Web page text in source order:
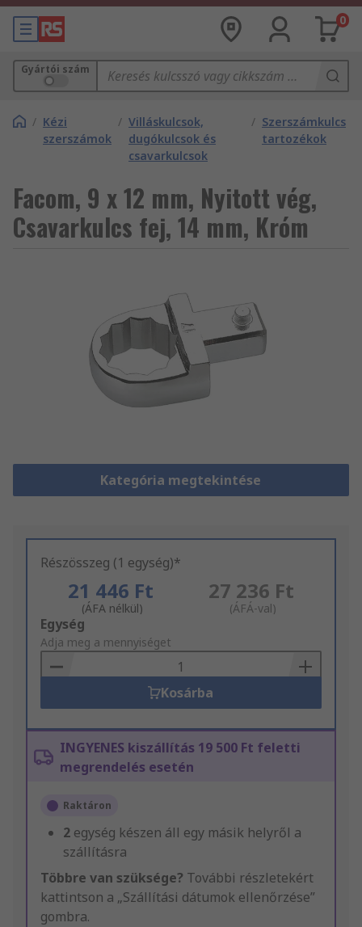
0
Gyártói szám
/ Kézi
szerszámok
/ Villáskulcsok,
dugókulcsok és
csavarkulcsok
/ Szerszámkulcs
tartozékok
Facom, 9 x 12 mm, Nyitott vég,
Csavarkulcs fej, 14 mm, Króm
Kategória megtekintése
Részösszeg (1 egység)*
21 446 Ft
(ÁFA nélkül)
27 236 Ft
(ÁFÁ-val)
Add
to
Basket
Egység
Adja meg a mennyiséget
Kosárba
INGYENES kiszállítás 19 500 Ft feletti
megrendelés esetén
Raktáron
2 egység készen áll egy másik helyről a
szállításra
Többre van szüksége? További részletekért
kattintson a „Szállítási dátumok ellenőrzése”
gombra.